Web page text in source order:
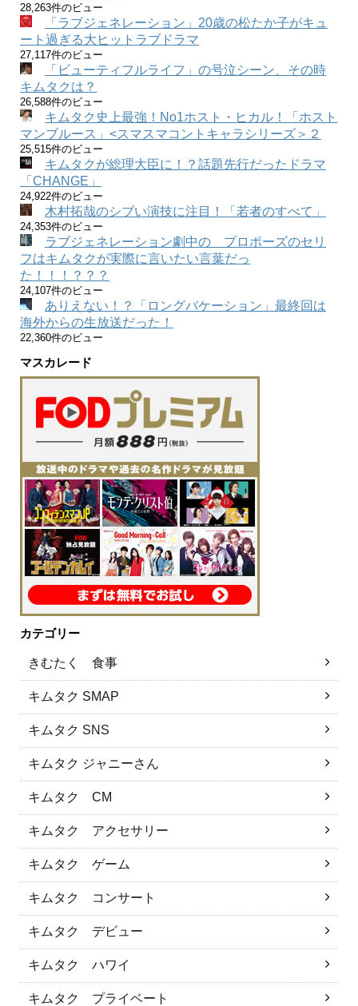
28,263件のビュー
「ラブジェネレーション」20歳の松たか子がキュ
ート過ぎる大ヒットラブドラマ
27,117件のビュー
「ビューティフルライフ」の号泣シーン、その時
キムタクは？
26,588件のビュー
キムタク史上最強！No1ホスト・ヒカル！「ホスト
マンブルース」<スマスマコントキャラシリーズ＞２
25,515件のビュー
キムタクが総理大臣に！？話題先行だったドラマ
「CHANGE」
24,922件のビュー
木村拓哉のシブい演技に注目！「若者のすべて」
24,353件のビュー
ラブジェネレーション劇中の プロポーズのセリ
フはキムタクが実際に言いたい言葉だっ
た！！！？？？
24,107件のビュー
ありえない！？「ロングバケーション」最終回は
海外からの生放送だった！
22,360件のビュー
マスカレード
カテゴリー
きむたく 食事
キムタク SMAP
キムタク SNS
キムタク ジャニーさん
キムタク CM
キムタク アクセサリー
キムタク ゲーム
キムタク コンサート
キムタク デビュー
キムタク ハワイ
キムタク プライベート